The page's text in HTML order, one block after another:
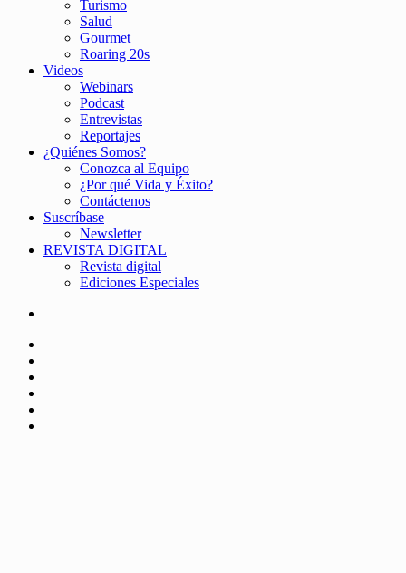
Turismo
Salud
Gourmet
Roaring 20s
Videos
Webinars
Podcast
Entrevistas
Reportajes
¿Quiénes Somos?
Conozca al Equipo
¿Por qué Vida y Éxito?
Contáctenos
Suscríbase
Newsletter
REVISTA DIGITAL
Revista digital
Ediciones Especiales